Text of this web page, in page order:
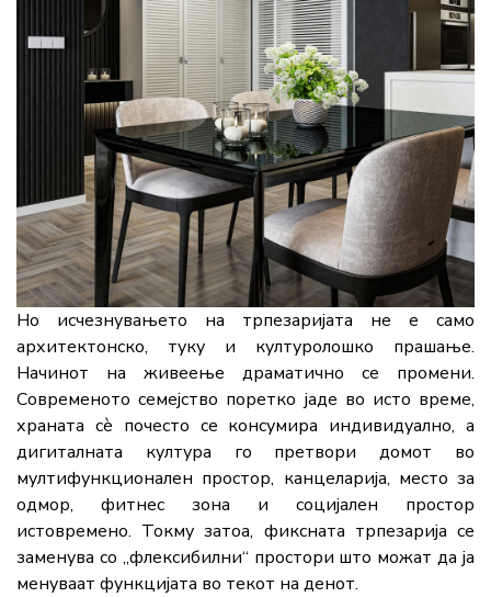
Но исчезнувањето на трпезаријата не е само
архитектонско, туку и културолошко прашање.
Начинот на живеење драматично се промени.
Современото семејство поретко јаде во исто време,
храната сè почесто се консумира индивидуално, а
дигиталната култура го претвори домот во
мултифункционален простор, канцеларија, место за
одмор, фитнес зона и социјален простор
истовремено. Токму затоа, фиксната трпезарија се
заменува со „флексибилни“ простори што можат да ја
менуваат функцијата во текот на денот.